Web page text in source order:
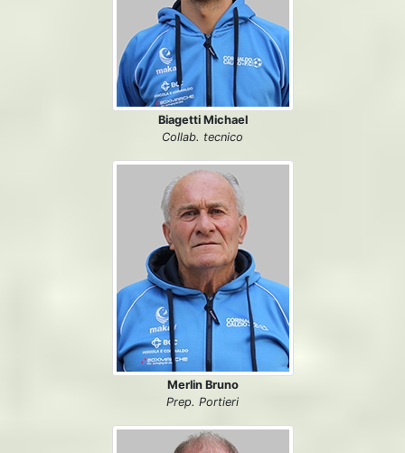
Biagetti Michael
Collab. tecnico
Merlin Bruno
Prep. Portieri